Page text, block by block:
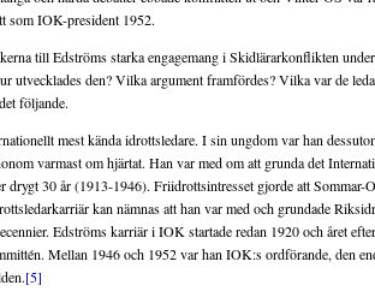
som IOK-president 1952.
till Edströms starka engagemang i Skidlärarkonflikten
den? Vilka argument framfördes? Vilka var de
följande.
mest kända idrottsledare. I sin ungdom var han
varmast om hjärtat. Han var med om att grunda det
30 år (1913-1946). Friidrottsintresset gjorde att Sommar-
kan nämnas att han var med och grundade
Edströms karriär i IOK startade redan 1920 och året
Mellan 1946 och 1952 var han IOK:s ordförande, den
[5]